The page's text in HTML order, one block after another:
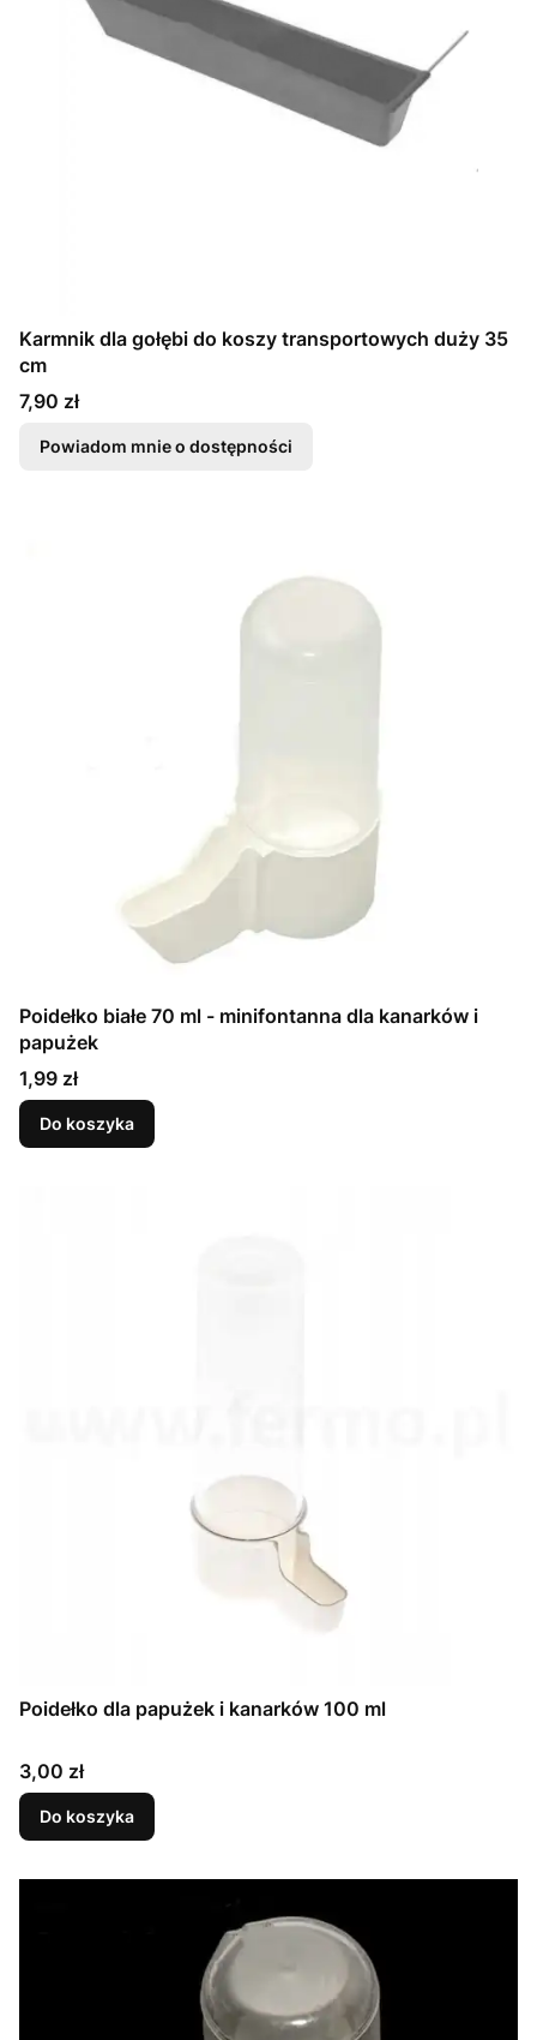
Karmnik dla gołębi do koszy transportowych duży 35
cm
Cena
7,90 zł
Powiadom mnie o dostępności
Poidełko białe 70 ml - minifontanna dla kanarków i
papużek
Cena
1,99 zł
Do koszyka
Poidełko dla papużek i kanarków 100 ml
Cena
3,00 zł
Do koszyka